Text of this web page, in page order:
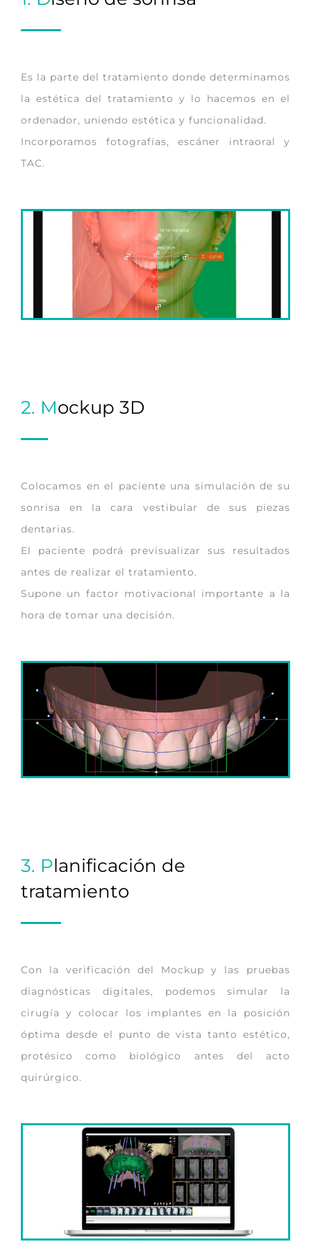
Es la parte del tratamiento donde determinamos
la estética del tratamiento y lo hacemos en el
ordenador, uniendo estética y funcionalidad.
Incorporamos fotografías, escáner intraoral y
TAC.
2. Mockup 3D
Colocamos en el paciente una simulación de su
sonrisa en la cara vestibular de sus piezas
dentarias.
El paciente podrá previsualizar sus resultados
antes de realizar el tratamiento.
Supone un factor motivacional importante a la
hora de tomar una decisión.
3. Planificación de
tratamiento
Con la verificación del Mockup y las pruebas
diagnósticas digitales, podemos simular la
cirugía y colocar los implantes en la posición
óptima desde el punto de vista tanto estético,
protésico como biológico antes del acto
quirúrgico.